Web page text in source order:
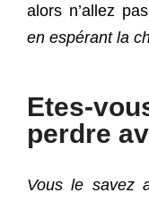
alors n’allez pas
en espérant la
Etes-
perdre
Vous le savez